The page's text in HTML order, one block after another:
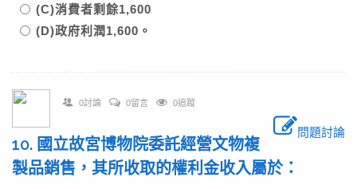
(C)消費者剩餘1,600
(D)政府利潤1,600。
0討論 0留言 0追蹤
問題討論
10. 國立故宮博物院委託經營文物複
製品銷售，其所收取的權利金收入屬於：